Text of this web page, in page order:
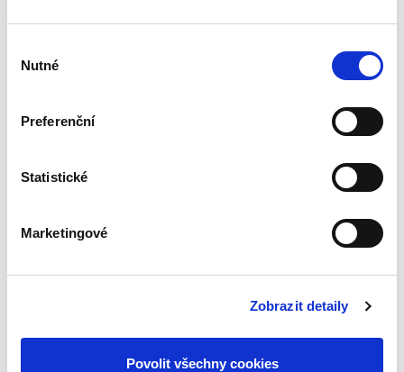
souhlasu
Nutné
Preferenční
Statistické
Marketingové
Zobrazit detaily
Povolit všechny cookies
Sbírka obsahuje v chronologickém pořadí
veřejnost je publikace nepostradatelnou
usnesení ÚS ČR,